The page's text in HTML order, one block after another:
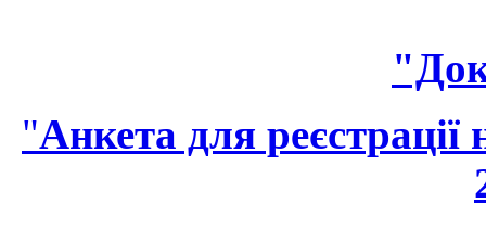
"Анкета для